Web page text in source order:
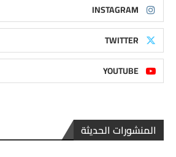
INSTAGRAM
TWITTER
YOUTUBE
المنشورات الحديثة